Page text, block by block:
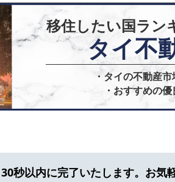
移住したい国ラン
タイ不
・タイの不動産
30秒以内に完了いたします。お気